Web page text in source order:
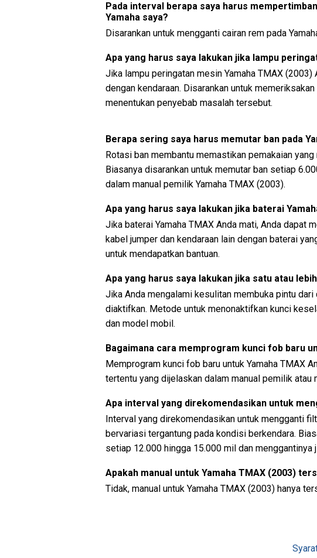
Pada interval berapa saya harus
Yamaha saya?
Disarankan untuk mengganti cairan rem pada
Apa yang harus saya lakukan jika lampu
Jika lampu peringatan mesin Yamaha TMAX
dengan kendaraan. Disarankan untuk
menentukan penyebab masalah tersebut.
Berapa sering saya harus memutar ban pada
Rotasi ban membantu memastikan pemakaian
Biasanya disarankan untuk memutar ban setiap
dalam manual pemilik Yamaha TMAX (2003).
Apa yang harus saya lakukan jika baterai
Jika baterai Yamaha TMAX Anda mati, Anda dapat
kabel jumper dan kendaraan lain dengan baterai
untuk mendapatkan bantuan.
Apa yang harus saya lakukan jika satu atau
Jika Anda mengalami kesulitan membuka pintu
diaktifkan. Metode untuk menonaktifkan kunci
dan model mobil.
Bagaimana cara memprogram kunci fob baru
Memprogram kunci fob baru untuk Yamaha TMAX
tertentu yang dijelaskan dalam manual pemilik atau
Apa interval yang direkomendasikan untuk
Interval yang direkomendasikan untuk mengganti
bervariasi tergantung pada kondisi berkendara.
setiap 12.000 hingga 15.000 mil dan menggantinya
Apakah manual untuk Yamaha TMAX (2003)
Tidak, manual untuk Yamaha TMAX (2003) hanya